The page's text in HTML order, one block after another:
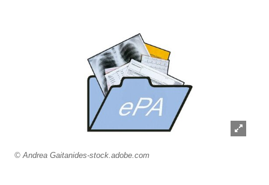
© Andrea Gaitanides-stock.adobe.com